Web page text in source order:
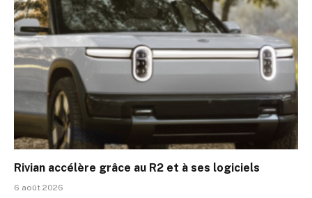
Rivian accélère grâce au R2 et à ses logiciels
6 août 2026